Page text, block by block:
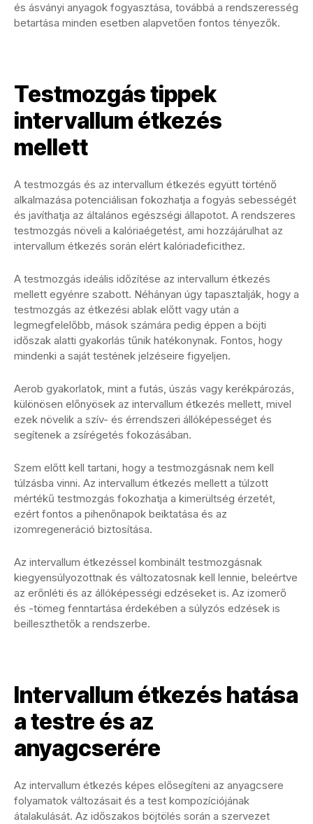
és ásványi anyagok fogyasztása, továbbá a rendszeresség
betartása minden esetben alapvetően fontos tényezők.
Testmozgás tippek
intervallum étkezés
mellett
A testmozgás és az intervallum étkezés együtt történő
alkalmazása potenciálisan fokozhatja a fogyás sebességét
és javíthatja az általános egészségi állapotot. A rendszeres
testmozgás növeli a kalóriaégetést, ami hozzájárulhat az
intervallum étkezés során elért kalóriadeficithez.
A testmozgás ideális időzítése az intervallum étkezés
mellett egyénre szabott. Néhányan úgy tapasztalják, hogy a
testmozgás az étkezési ablak előtt vagy után a
legmegfelelőbb, mások számára pedig éppen a böjti
időszak alatti gyakorlás tűnik hatékonynak. Fontos, hogy
mindenki a saját testének jelzéseire figyeljen.
Aerob gyakorlatok, mint a futás, úszás vagy kerékpározás,
különösen előnyösek az intervallum étkezés mellett, mivel
ezek növelik a szív- és érrendszeri állóképességet és
segítenek a zsírégetés fokozásában.
Szem előtt kell tartani, hogy a testmozgásnak nem kell
túlzásba vinni. Az intervallum étkezés mellett a túlzott
mértékű testmozgás fokozhatja a kimerültség érzetét,
ezért fontos a pihenőnapok beiktatása és az
izomregeneráció biztosítása.
Az intervallum étkezéssel kombinált testmozgásnak
kiegyensúlyozottnak és változatosnak kell lennie, beleértve
az erőnléti és az állóképességi edzéseket is. Az izomerő
és -tömeg fenntartása érdekében a súlyzós edzések is
beilleszthetők a rendszerbe.
Intervallum étkezés hatása
a testre és az
anyagcserére
Az intervallum étkezés képes elősegíteni az anyagcsere
folyamatok változásait és a test kompozíciójának
átalakulását. Az időszakos böjtölés során a szervezet